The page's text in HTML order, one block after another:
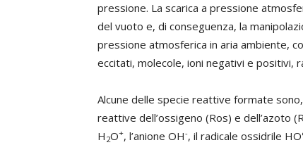
pressione. La scarica a pressione
del vuoto e, di conseguenza, la
pressione atmosferica in aria ambiente,
eccitati, molecole, ioni negativi e positivi,
Alcune delle specie reattive formate
reattive dell’ossigeno (Ros) e dell’azoto
H 2O+, l’anione OH-, il radicale ossidrile HO